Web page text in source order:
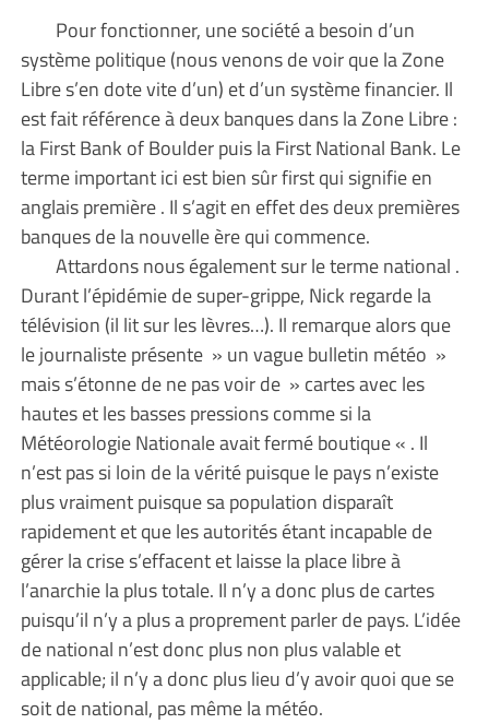
Pour fonctionner, une société a besoin d’un
système politique (nous venons de voir que la Zone
Libre s’en dote vite d’un) et d’un système financier. Il
est fait référence à deux banques dans la Zone Libre :
la First Bank of Boulder puis la First National Bank. Le
terme important ici est bien sûr first qui signifie en
anglais première . Il s’agit en effet des deux premières
banques de la nouvelle ère qui commence.
Attardons nous également sur le terme national .
Durant l’épidémie de super-grippe, Nick regarde la
télévision (il lit sur les lèvres…). Il remarque alors que
le journaliste présente » un vague bulletin météo »
mais s’étonne de ne pas voir de » cartes avec les
hautes et les basses pressions comme si la
Météorologie Nationale avait fermé boutique « . Il
n’est pas si loin de la vérité puisque le pays n’existe
plus vraiment puisque sa population disparaît
rapidement et que les autorités étant incapable de
gérer la crise s’effacent et laisse la place libre à
l’anarchie la plus totale. Il n’y a donc plus de cartes
puisqu’il n’y a plus a proprement parler de pays. L’idée
de national n’est donc plus non plus valable et
applicable; il n’y a donc plus lieu d’y avoir quoi que se
soit de national, pas même la météo.